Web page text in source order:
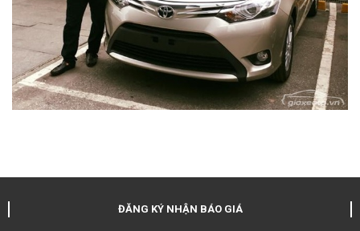
ĐĂNG KÝ NHẬN BÁO GIÁ